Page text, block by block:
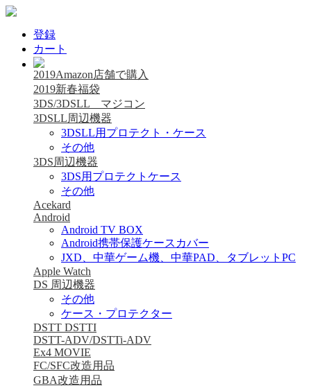
登録
カート
2019Amazon店舗で購入
2019新春福袋
3DS/3DSLL マジコン
3DSLL周辺機器
3DSLL用プロテクト・ケース
その他
3DS周辺機器
3DS用プロテクトケース
その他
Acekard
Android
Android TV BOX
Android携帯保護ケースカバー
JXD、中華ゲーム機、中華PAD、タブレットPC
Apple Watch
DS 周辺機器
その他
ケース・プロテクター
DSTT DSTTI
DSTT-ADV/DSTTi-ADV
Ex4 MOVIE
FC/SFC改造用品
GBA改造用品